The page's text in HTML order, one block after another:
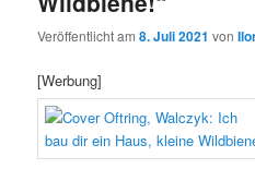
Veröffentlicht am8. Juli 2021 von
[Werbung]